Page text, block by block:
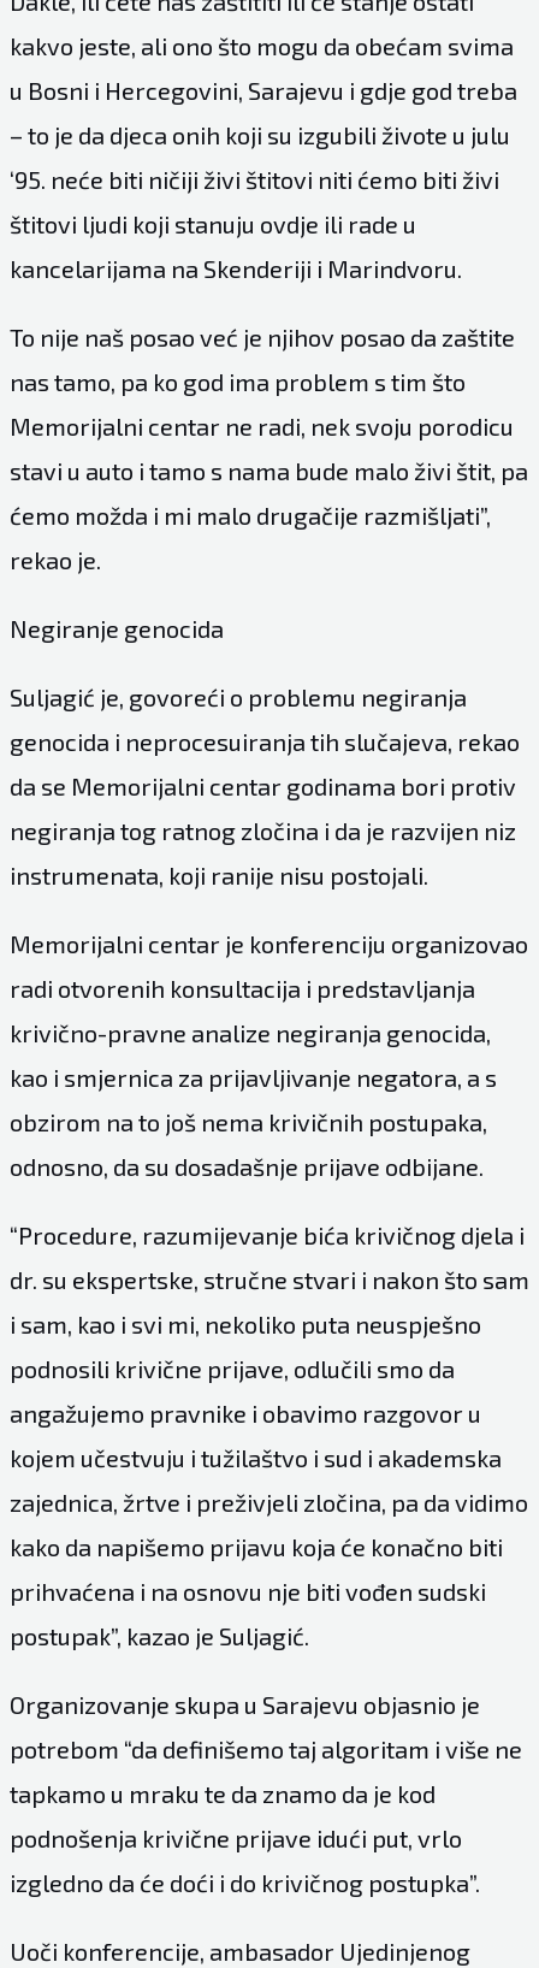
kakvo jeste, ali ono što mogu da obećam svima
u Bosni i Hercegovini, Sarajevu i gdje god treba
– to je da djeca onih koji su izgubili živote u julu
‘95. neće biti ničiji živi štitovi niti ćemo biti živi
štitovi ljudi koji stanuju ovdje ili rade u
kancelarijama na Skenderiji i Marindvoru.
To nije naš posao već je njihov posao da zaštite
nas tamo, pa ko god ima problem s tim što
Memorijalni centar ne radi, nek svoju porodicu
stavi u auto i tamo s nama bude malo živi štit, pa
ćemo možda i mi malo drugačije razmišljati”,
rekao je.
Negiranje genocida
Suljagić je, govoreći o problemu negiranja
genocida i neprocesuiranja tih slučajeva, rekao
da se Memorijalni centar godinama bori protiv
negiranja tog ratnog zločina i da je razvijen niz
instrumenata, koji ranije nisu postojali.
Memorijalni centar je konferenciju organizovao
radi otvorenih konsultacija i predstavljanja
krivično-pravne analize negiranja genocida,
kao i smjernica za prijavljivanje negatora, a s
obzirom na to još nema krivičnih postupaka,
odnosno, da su dosadašnje prijave odbijane.
“Procedure, razumijevanje bića krivičnog djela i
dr. su ekspertske, stručne stvari i nakon što sam
i sam, kao i svi mi, nekoliko puta neuspješno
podnosili krivične prijave, odlučili smo da
angažujemo pravnike i obavimo razgovor u
kojem učestvuju i tužilaštvo i sud i akademska
zajednica, žrtve i preživjeli zločina, pa da vidimo
kako da napišemo prijavu koja će konačno biti
prihvaćena i na osnovu nje biti vođen sudski
postupak”, kazao je Suljagić.
Organizovanje skupa u Sarajevu objasnio je
potrebom “da definišemo taj algoritam i više ne
tapkamo u mraku te da znamo da je kod
podnošenja krivične prijave idući put, vrlo
izgledno da će doći i do krivičnog postupka”.
Uoči konferencije, ambasador Ujedinjenog